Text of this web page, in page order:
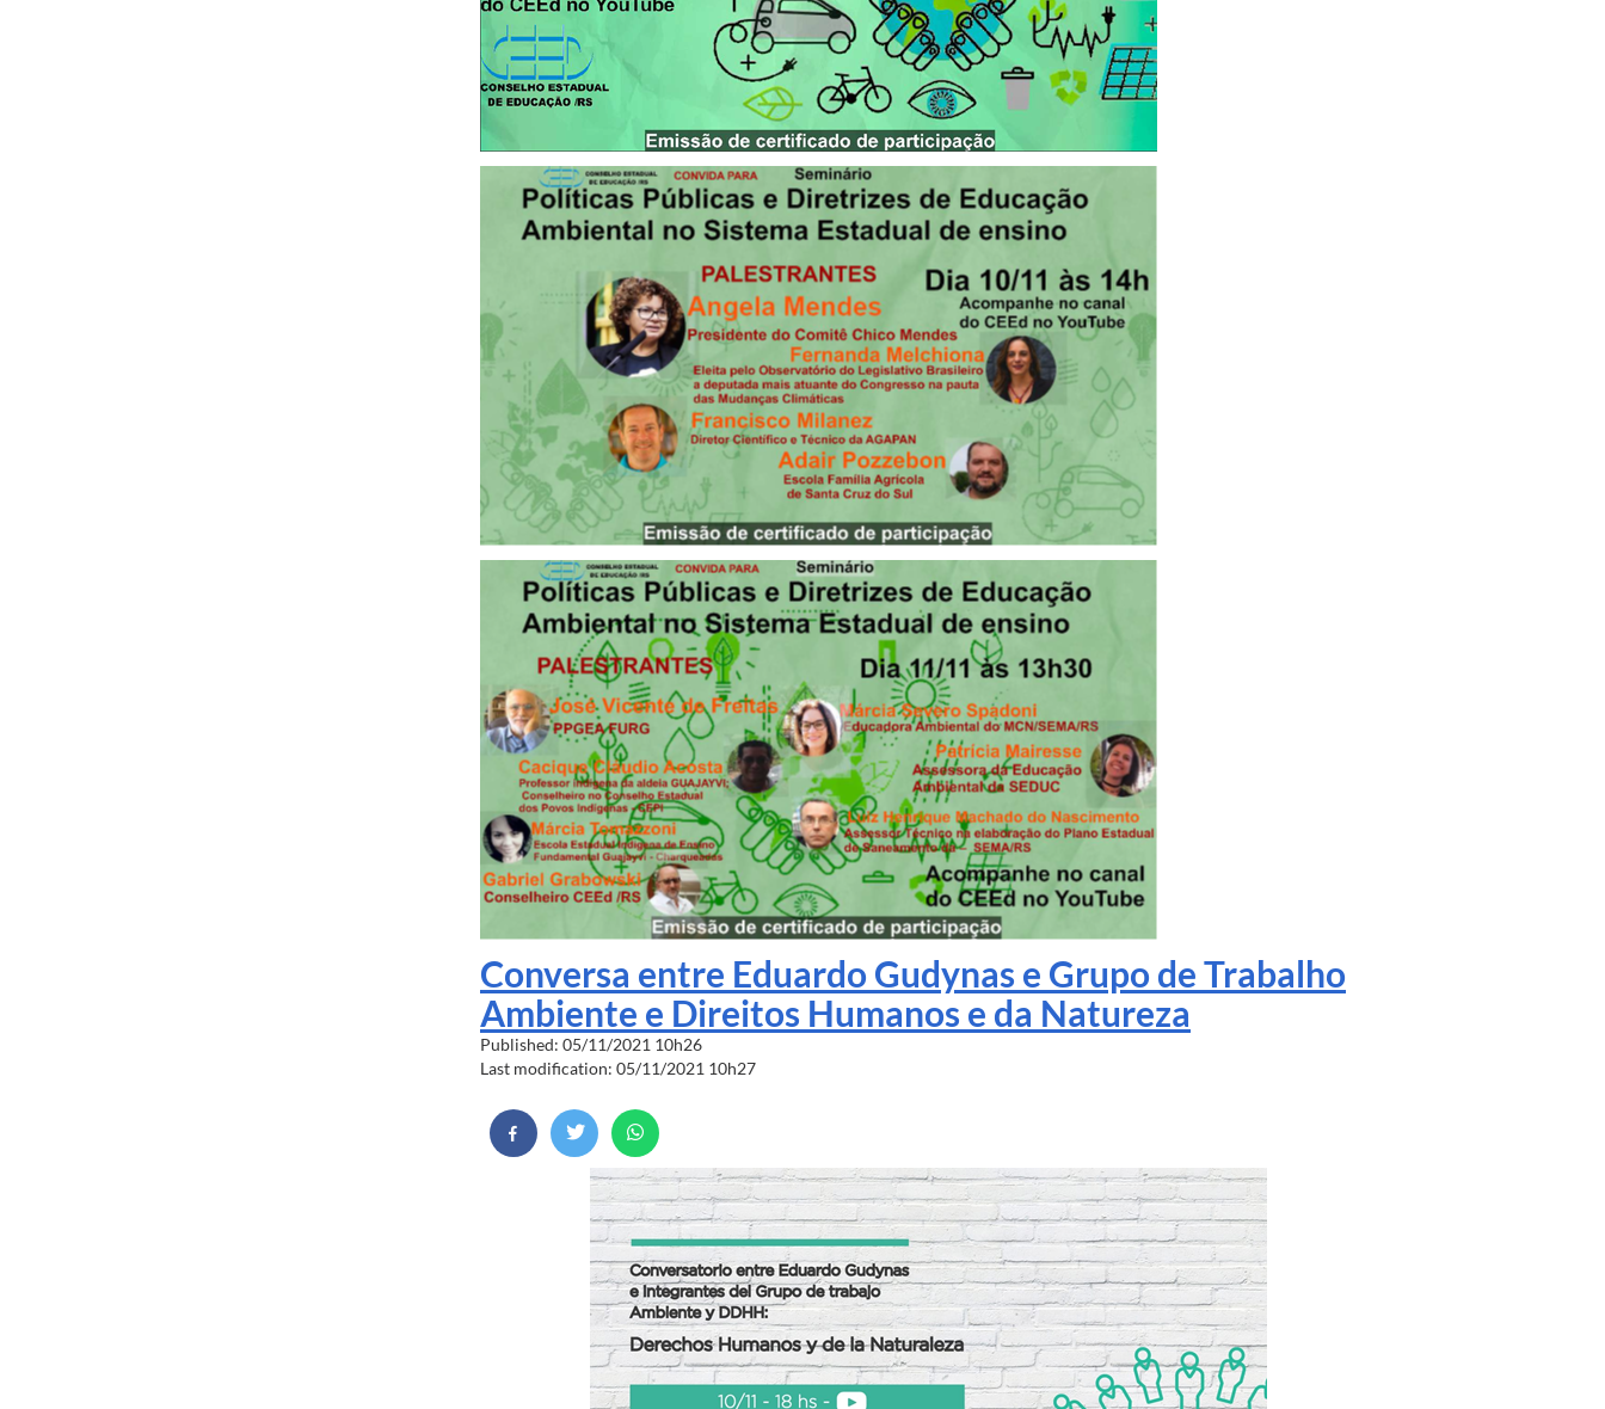
Conversa entre Eduardo Gudynas e Grupo de Trabalho
Ambiente e Direitos Humanos e da Natureza
Published: 05/11/2021 10h26
Last modification: 05/11/2021 10h27